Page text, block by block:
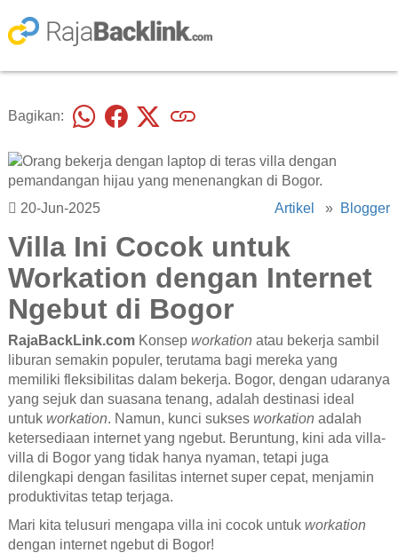
Bagikan:
20-Jun-2025 Artikel » Blogger
Villa Ini Cocok untuk
Workation dengan Internet
Ngebut di Bogor
RajaBackLink.comKonsep workation atau bekerja sambil
liburan semakin populer, terutama bagi mereka yang
memiliki fleksibilitas dalam bekerja. Bogor, dengan udaranya
yang sejuk dan suasana tenang, adalah destinasi ideal
untuk workation. Namun, kunci sukses workation adalah
ketersediaan internet yang ngebut. Beruntung, kini ada villa-
villa di Bogor yang tidak hanya nyaman, tetapi juga
dilengkapi dengan fasilitas internet super cepat, menjamin
produktivitas tetap terjaga.
Mari kita telusuri mengapa villa ini cocok untuk workation
dengan internet ngebut di Bogor!